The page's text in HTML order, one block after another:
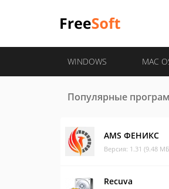
WINDOWS MAC
Популярные
AMS ФЕНИКС
Версия: 1.31 (9.48
Recuva